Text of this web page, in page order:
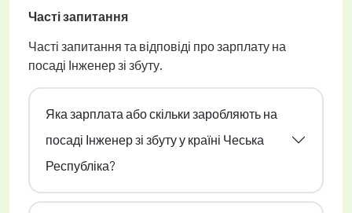
Часті запитання
Часті запитання та відповіді про зарплату на
посаді Інженер зі збуту.
Яка зарплата або скільки заробляють на
посаді Інженер зі збуту у країні Чеська
Республіка?